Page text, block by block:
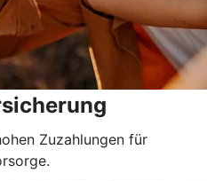
Zuzahlungen für